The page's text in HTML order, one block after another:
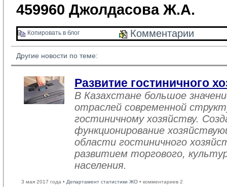
459960 Джолдасова Ж.А.
Копировать в блог Комментарии
Другие новости по теме:
Развитие гостиничного
В Казахстане большое
отраслей современной
гостиничному хозяйству.
функционирование
области гостиничного
развитием торгового,
населения.
3 мая 2017 года • Департамент статистики ЖО • комментариев 2